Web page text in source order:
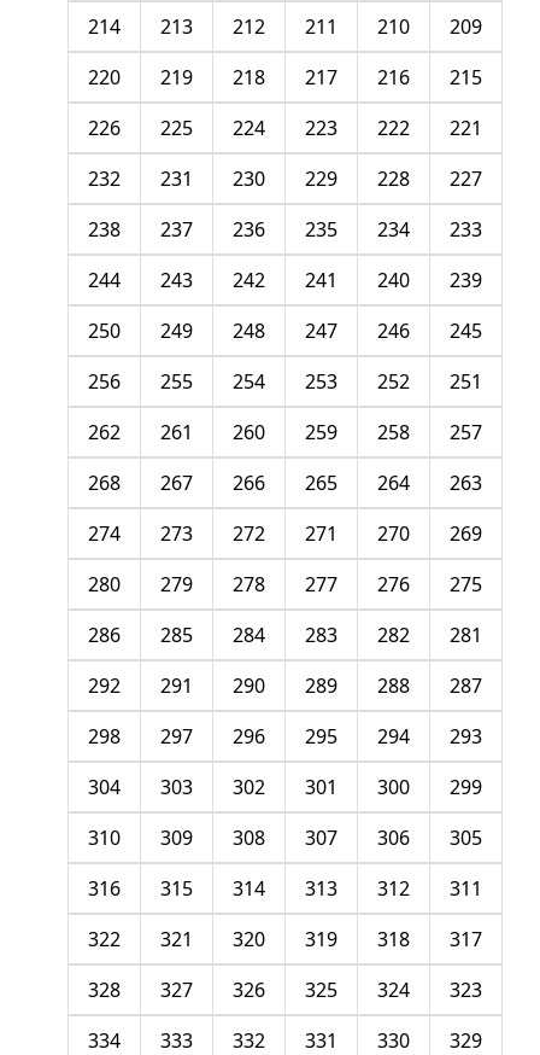
209
210
211
212
213
214
215
216
217
218
219
220
221
222
223
224
225
226
227
228
229
230
231
232
233
234
235
236
237
238
239
240
241
242
243
244
245
246
247
248
249
250
251
252
253
254
255
256
257
258
259
260
261
262
263
264
265
266
267
268
269
270
271
272
273
274
275
276
277
278
279
280
281
282
283
284
285
286
287
288
289
290
291
292
293
294
295
296
297
298
299
300
301
302
303
304
305
306
307
308
309
310
311
312
313
314
315
316
317
318
319
320
321
322
323
324
325
326
327
328
329
330
331
332
333
334